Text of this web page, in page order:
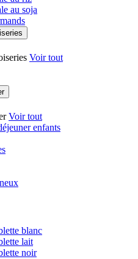
au soja
Voir tout
Voir tout
enfants
blanc
lait
noir